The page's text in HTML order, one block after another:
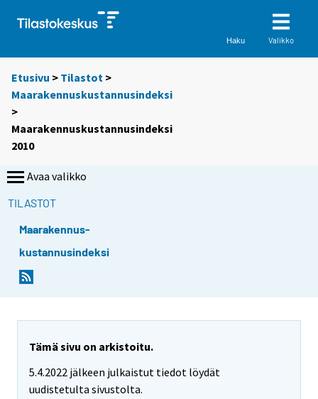
Haku Valikko
Etusivu > Tilastot >
Maarakennuskustannusindeksi
>
Maarakennuskustannusindeksi
2010
Avaa valikko
TILASTOT
Maarakennus-
kustannusindeksi
Tämä sivu on arkistoitu.
5.4.2022 jälkeen julkaistut tiedot löydät
uudistetulta sivustolta.